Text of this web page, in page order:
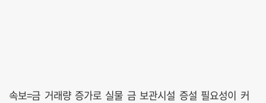
속보=금 거래량 증가로 실물 금 보관시설 증설 필요성이 커